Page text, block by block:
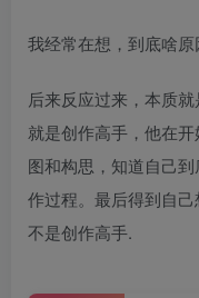
我经常在想，到底啥
后来反应过来，本质
就是创作高手，他在
图和构思，知道自己
作过程。最后得到自
不是创作高手.